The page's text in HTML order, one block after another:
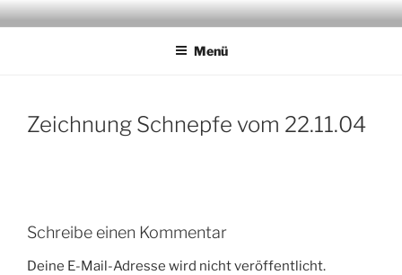
Zum
InhaltJAGDMALER THOMAS BOLD
Menü
Zeichnung Schnepfe vom 22.11.04
Schreibe einen Kommentar
Deine E-Mail-Adresse wird nicht veröffentlicht.